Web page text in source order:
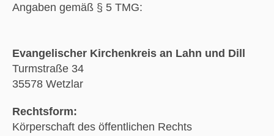
Angaben gemäß § 5 TMG:
Evangelischer Kirchenkreis an Lahn und Dill
Turmstraße 34
35578 Wetzlar
Rechtsform:
Körperschaft des öffentlichen Rechts